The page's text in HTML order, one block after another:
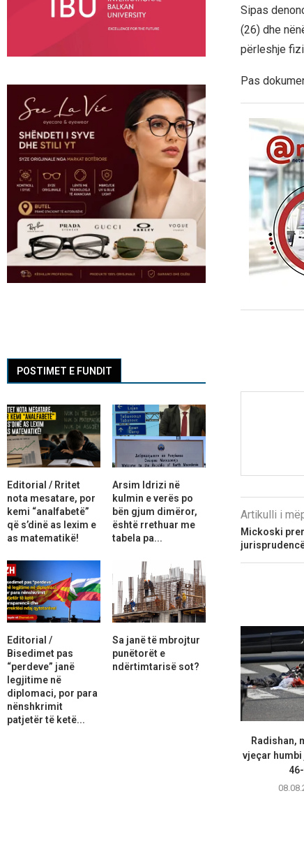
Sipas
(26) dhe
përleshje
Pas
Artikulli i
Mickoski
Radishan,
vjeçar
POSTIMET E FUNDIT
Editorial / Rritet
nota mesatare, por
kemi “analfabetë”
që s’dinë as lexim e
as matematikë!
Arsim Idrizi në
kulmin e verës po
bën gjum dimëror,
është rrethuar me
tabela pa...
Editorial /
Bisedimet pas
“perdeve” janë
legjitime në
diplomaci, por para
nënshkrimit
patjetër të ketë...
Sa janë të mbrojtur
punëtorët e
ndërtimtarisë sot?